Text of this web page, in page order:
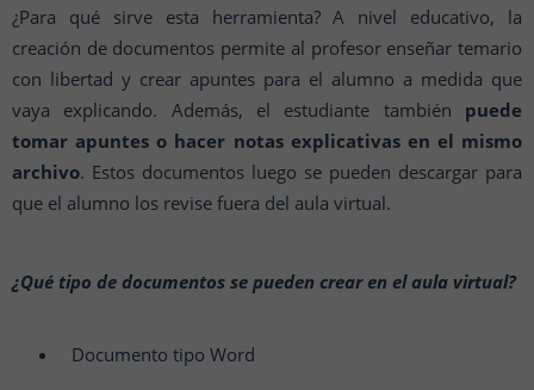
¿Para qué sirve esta herramienta? A nivel educativo, la
creación de documentos permite al profesor enseñar temario
con libertad y crear apuntes para el alumno a medida que
vaya explicando. Además, el estudiante también puede
tomar apuntes o hacer notas explicativas en el mismo
archivo. Estos documentos luego se pueden descargar para
que el alumno los revise fuera del aula virtual.
¿Qué tipo de documentos se pueden crear en el aula virtual?
Documento tipo Word